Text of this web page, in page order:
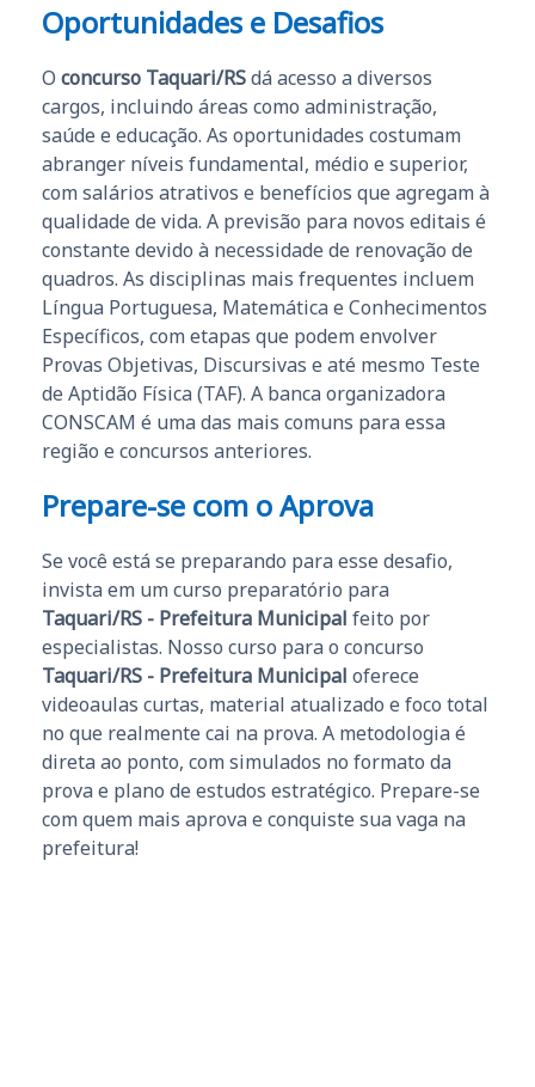
Oportunidades e Desafios
O concurso Taquari/RSdá acesso a diversos
cargos, incluindo áreas como administração,
saúde e educação. As oportunidades costumam
abranger níveis fundamental, médio e superior,
com salários atrativos e benefícios que agregam à
qualidade de vida. A previsão para novos editais é
constante devido à necessidade de renovação de
quadros. As disciplinas mais frequentes incluem
Língua Portuguesa, Matemática e Conhecimentos
Específicos, com etapas que podem envolver
Provas Objetivas, Discursivas e até mesmo Teste
de Aptidão Física (TAF). A banca organizadora
CONSCAM é uma das mais comuns para essa
região e concursos anteriores.
Prepare-se com o Aprova
Se você está se preparando para esse desafio,
invista em um curso preparatório para
Taquari/RS - Prefeitura Municipal feito por
especialistas. Nosso curso para o concurso
Taquari/RS - Prefeitura Municipal oferece
videoaulas curtas, material atualizado e foco total
no que realmente cai na prova. A metodologia é
direta ao ponto, com simulados no formato da
prova e plano de estudos estratégico. Prepare-se
com quem mais aprova e conquiste sua vaga na
prefeitura!